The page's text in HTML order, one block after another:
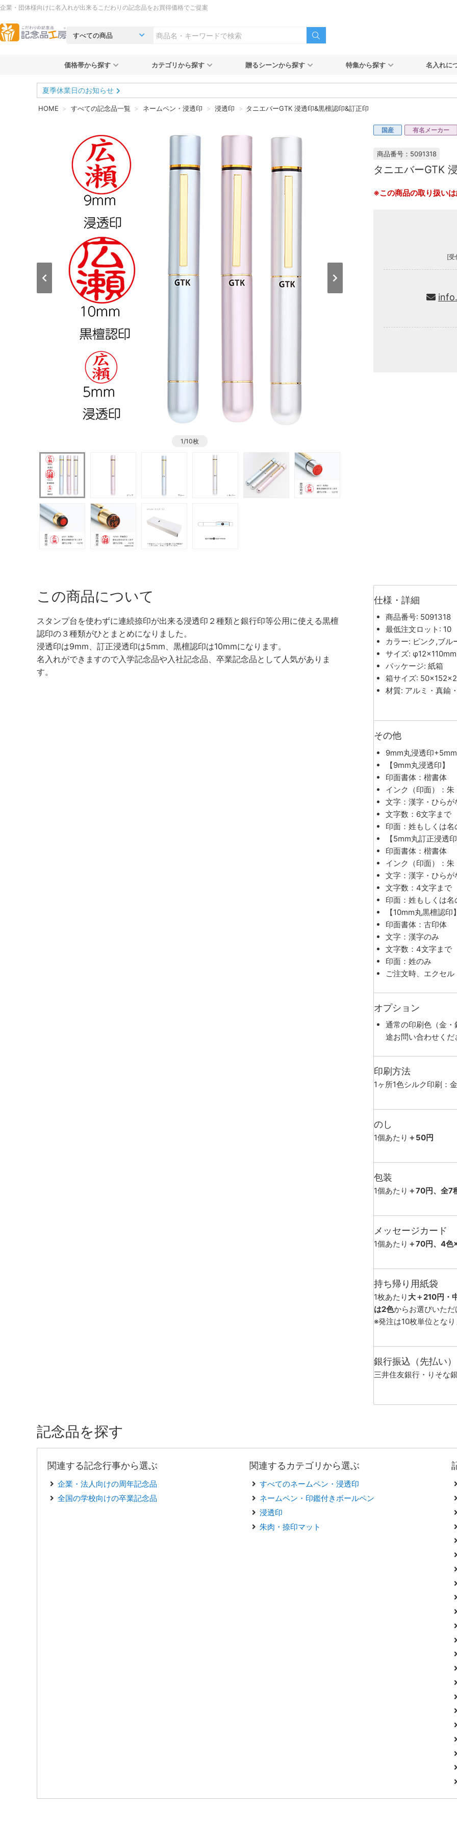
企業・団体様向けに名入れが出来るこだわりの記念品をお買得価格でご提案
価格帯から探す カテゴリから探す 贈るシーンから探す 特集から探す 名入れに
夏季休業日のお知らせ
HOME すべての記念品一覧 ネームペン・浸透印 浸透印 タニエバーGTK 浸透印&黒檀認印&訂正印
1/10枚
国産 有名メーカー
商品番号：5091318
タニエバーGTK
※この商品の取り扱いは
[受
この商品について
スタンプ台を使わずに連続捺印が出来る浸透印２種類と銀行印等公用に使える黒檀
認印の３種類がひとまとめになりました。
浸透印は9mm、訂正浸透印は5mm、黒檀認印は10mmになります。
名入れができますので入学記念品や入社記念品、卒業記念品として人気がありま
す。
仕様・詳細
商品番号: 5091318
最低注文ロット: 10
カラー: ピンク,ブル
サイズ: φ12×110mm
パッケージ: 紙箱
箱サイズ:
材質: アルミ・真鍮
その他
9mm丸浸透印
【9mm丸浸透印】
印面書体：楷書体
インク（印面）：朱
文字：漢字・ひらが
文字数：6文字まで
印面：姓もしくは名
【5mm丸訂正浸透印
印面書体：楷書体
インク（印面）：朱
文字：漢字・ひらが
文字数：4文字まで
印面：姓もしくは名
【10mm丸黒檀認印】
印面書体：古印体
文字：漢字のみ
文字数：4文字まで
印面：姓のみ
ご注文時、エクセル
オプション
通常の印刷色（金
途お問い合わせくだ
印刷方法
1ヶ所1色シルク印刷：
のし
1個あたり ＋50円
包装
1個あたり ＋70円、全7
メッセージカード
1個あたり ＋70円、4色
持ち帰り用紙袋
1枚あたり 大＋210円・
は2色からお選びいただ
※発注は10枚単位となり
銀行振込（先払い）
三井住友銀行・りそな
記念品を探す
関連する記念行事から選ぶ
企業・法人向けの周年記念品
全国の学校向けの卒業記念品
関連するカテゴリから選ぶ
すべてのネームペン・浸透印
ネームペン・印鑑付きボールペン
浸透印
朱肉・捺印マット